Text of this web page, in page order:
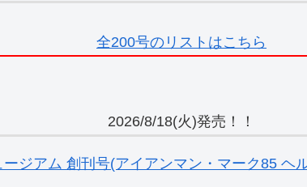
全200号のリストはこちら
2026/8/18(火)発売！！
ジアム 創刊号(アイアンマン・マーク85 ヘ